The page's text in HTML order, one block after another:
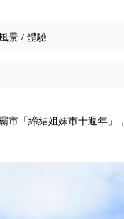
景 / 體驗
市「締結姐妹市十週年」，